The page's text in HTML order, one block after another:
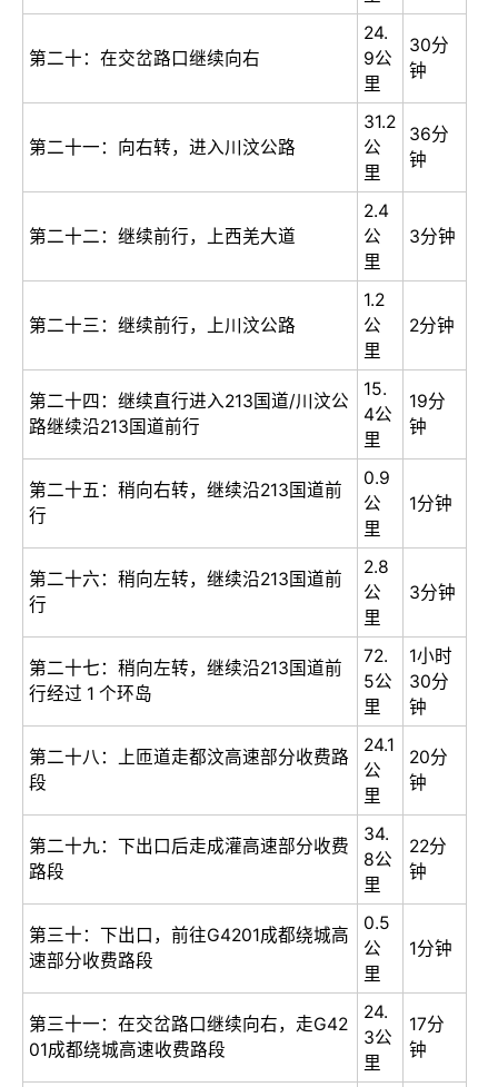
第二十：在交岔路口继续向右
24.
9公
里
30分
钟
第二十一：向右转，进入川汶公路
31.2
公
里
36分
钟
第二十二：继续前行，上西羌大道
2.4
公
里
3分钟
第二十三：继续前行，上川汶公路
1.2
公
里
2分钟
第二十四：继续直行进入213国道/川汶公
路继续沿213国道前行
15.
4公
里
19分
钟
第二十五：稍向右转，继续沿213国道前
行
0.9
公
里
1分钟
第二十六：稍向左转，继续沿213国道前
行
2.8
公
里
3分钟
第二十七：稍向左转，继续沿213国道前
行经过 1 个环岛
72.
5公
里
1小时
30分
钟
第二十八：上匝道走都汶高速部分收费路
段
24.1
公
里
20分
钟
第二十九：下出口后走成灌高速部分收费
路段
34.
8公
里
22分
钟
第三十：下出口，前往G4201成都绕城高
速部分收费路段
0.5
公
里
1分钟
第三十一：在交岔路口继续向右，走G42
01成都绕城高速收费路段
24.
3公
里
17分
钟